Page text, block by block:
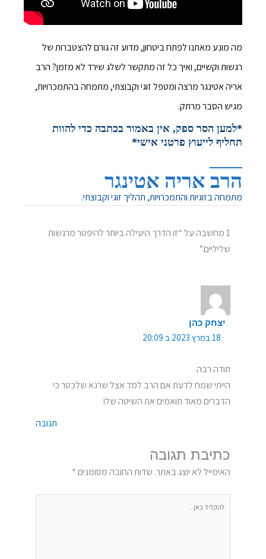
מה מונע מאתנו לפתח ביטחון, מדוע זה גורם להצטברות של
רגשות וקשיים, ואיך כל זה מתקשר לשלג שירד לא מזמן? הרב
אריה אטינגר מרצה ומטפל זוגי וקבוצתי, מתמחה בהתמכרויות,
מגיש הסבר מרתק.
*למען הסר ספק, אין באמור בכתבה כדי להוות
תחליף לייעוץ פרטני אישי*
הרב אריה אטינגר
מתמחה בזוגיות והתמכרויות, תהליך זוגי וקבוצתי.
1 מחשבה על “זו הדרך היעילה ביותר להיפטר מרגשות
שליליים.”
יצחק כהן
18 במרץ 2023 ב 20:09
תודה רבה
הייתי שמח לדעת אם הרב למד אצל שרגא שלכטר כי
הדברים מאוד תואמים את השיטה שלו
תגובה
כתיבת תגובה
האימייל לא יוצג באתר. שדות החובה מסומנים*
להקליד